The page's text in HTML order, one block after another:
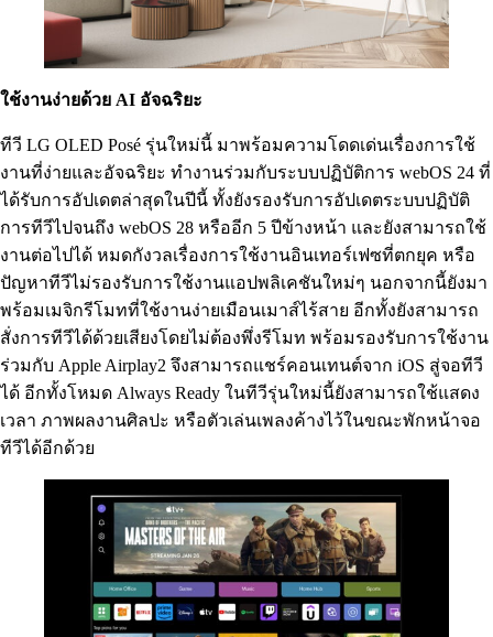
ใช้งานง่ายด้วย AI อัจฉริยะ
ทีวี LG OLED Posé รุ่นใหม่นี้ มาพร้อมความโดดเด่นเรื่องการใช้
งานที่ง่ายและอัจฉริยะ ทำงานร่วมกับระบบปฏิบัติการ webOS 24 ที่
ได้รับการอัปเดตล่าสุดในปีนี้ ทั้งยังรองรับการอัปเดตระบบปฏิบัติ
การทีวีไปจนถึง webOS 28 หรืออีก 5 ปีข้างหน้า และยังสามารถใช้
งานต่อไปได้ หมดกังวลเรื่องการใช้งานอินเทอร์เฟซที่ตกยุค หรือ
ปัญหาทีวีไม่รองรับการใช้งานแอปพลิเคชันใหม่ๆ นอกจากนี้ยังมา
พร้อมเมจิกรีโมทที่ใช้งานง่ายเมือนเมาส์ไร้สาย อีกทั้งยังสามารถ
สั่งการทีวีได้ด้วยเสียงโดยไม่ต้องพึ่งรีโมท พร้อมรองรับการใช้งาน
ร่วมกับ Apple Airplay2 จึงสามารถแชร์คอนเทนต์จาก iOS สู่จอทีวี
ได้ อีกทั้งโหมด Always Ready ในทีวีรุ่นใหม่นี้ยังสามารถใช้แสดง
เวลา ภาพผลงานศิลปะ หรือตัวเล่นเพลงค้างไว้ในขณะพักหน้าจอ
ทีวีได้อีกด้วย